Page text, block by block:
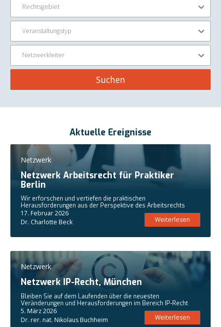
Rechtsgebiet
Veranstaltungstyp
Netzwerkleiter
Suchen
Aktuelle Ereignisse
Netzwerk
Netzwerk Arbeitsrecht für Praktiker
Berlin
Wir erforschen und vertiefen die praktischen
Herausforderungen aus der Perspektive des Arbeitsrechts
17. Februar 2026
Dr. Charlotte Beck
Weiterlesen
Netzwerk
Netzwerk IP-Recht, München
Bleiben Sie auf dem Laufenden über die neuesten
Veränderungen und Herausforderungen im Bereich IP-Recht
5. März 2026
Dr. rer. nat. Nikolaus Buchheim
Weiterlesen